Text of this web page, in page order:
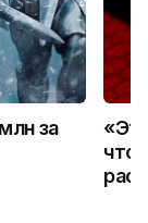
за
что